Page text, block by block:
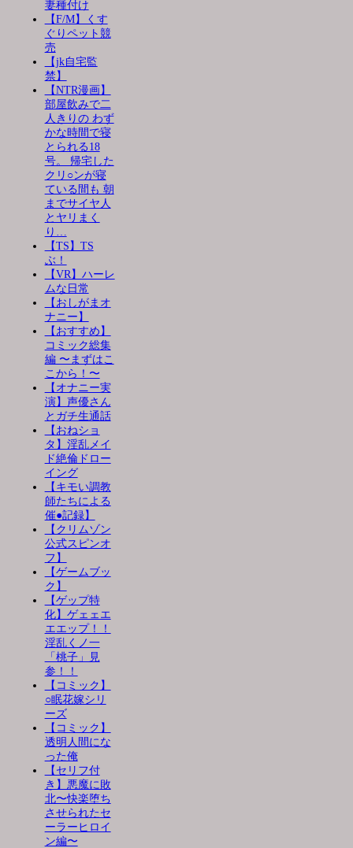
妻種付け
【F/M】くす
ぐりペット競
売
【jk自宅監
禁】
【NTR漫画】
部屋飲みで二
人きりの わず
かな時間で寝
とられる18
号。 帰宅した
クリ○ンが寝
ている間も 朝
までサイヤ人
とヤリまく
り…
【TS】TS
ぶ！
【VR】ハーレ
ムな日常
【おしがまオ
ナニー】
【おすすめ】
コミック総集
編 〜まずはこ
こから！〜
【オナニー実
演】声優さん
とガチ生通話
【おねショ
タ】淫乱メイ
ド絶倫ドロー
イング
【キモい調教
師たちによる
催●記録】
【クリムゾン
公式スピンオ
フ】
【ゲームブッ
ク】
【ゲップ特
化】ゲェェエ
エエップ！！
淫乱くノ一
「桃子」見
参！！
【コミック】
○眠花嫁シリ
ーズ
【コミック】
透明人間にな
った俺
【セリフ付
き】悪魔に敗
北〜快楽堕ち
させられたセ
ーラーヒロイ
ン編〜